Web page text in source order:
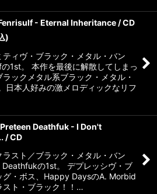
- Eternal Inheritance / CD
)
ティヴ・ブラック・メタル・バン
の1st。 本作を最後に解散してしまっ
ックメタル系ブラック・メタル・
日本人好みの激メロディックなリフ
Deathfuk - I Don't
/ CD
ラスト／ブラック・メタル・バン
Deathfukの1st。 デプレッシヴ・ブ
グ・ボス、Happy DaysのA. Morbid
スト・ブラック！！…